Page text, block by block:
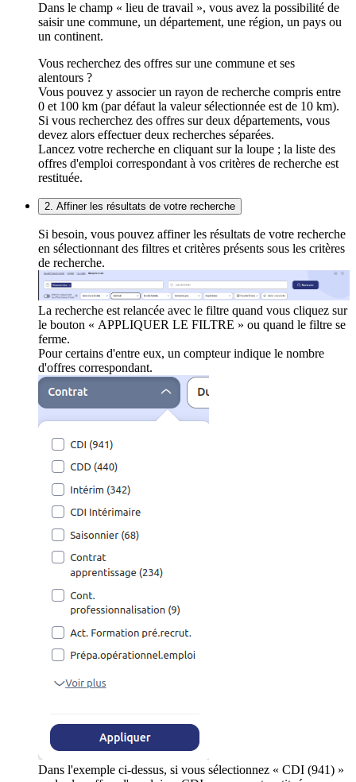
Dans le champ « lieu de travail », vous avez la possibilité de
saisir une commune, un département, une région, un pays ou
un continent.
Vous recherchez des offres sur une commune et ses
alentours ?
Vous pouvez y associer un rayon de recherche compris entre
0 et 100 km (par défaut la valeur sélectionnée est de 10 km).
Si vous recherchez des offres sur deux départements, vous
devez alors effectuer deux recherches séparées.
Lancez votre recherche en cliquant sur la loupe ; la liste des
offres d'emploi correspondant à vos critères de recherche est
restituée.
2. Affiner les résultats de votre recherche
Si besoin, vous pouvez affiner les résultats de votre recherche
en sélectionnant des filtres et critères présents sous les critères
de recherche.
La recherche est relancée avec le filtre quand vous cliquez sur
le bouton « APPLIQUER LE FILTRE » ou quand le filtre se
ferme.
Pour certains d'entre eux, un compteur indique le nombre
d'offres correspondant.
Dans l'exemple ci-dessus, si vous sélectionnez « CDI (941) »